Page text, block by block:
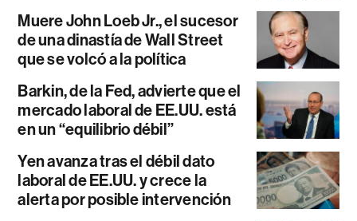
Muere John Loeb Jr., el sucesor
de una dinastía de Wall Street
que se volcó a la política
Barkin, de la Fed, advierte que el
mercado laboral de EE.UU. está
en un “equilibrio débil”
Yen avanza tras el débil dato
laboral de EE.UU. y crece la
alerta por posible intervención